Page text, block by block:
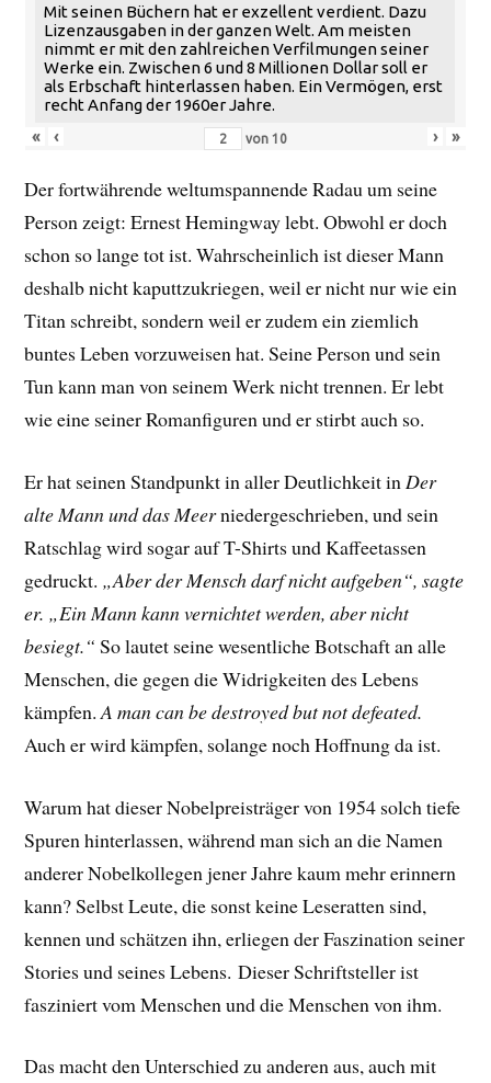
Mit seinen Büchern hat er exzellent verdient. Dazu
Lizenzausgaben in der ganzen Welt. Am meisten
nimmt er mit den zahlreichen Verfilmungen seiner
Werke ein. Zwischen 6 und 8 Millionen Dollar soll er
als Erbschaft hinterlassen haben. Ein Vermögen, erst
recht Anfang der 1960er Jahre.
«
‹ von 10 › »
Der fortwährende weltumspannende Radau um seine
Person zeigt: Ernest Hemingway lebt. Obwohl er doch
schon so lange tot ist. Wahrscheinlich ist dieser Mann
deshalb nicht kaputtzukriegen, weil er nicht nur wie ein
Titan schreibt, sondern weil er zudem ein ziemlich
buntes Leben vorzuweisen hat. Seine Person und sein
Tun kann man von seinem Werk nicht trennen. Er lebt
wie eine seiner Romanfiguren und er stirbt auch so.
Er hat seinen Standpunkt in aller Deutlichkeit in Der
alte Mann und das Meerniedergeschrieben, und sein
Ratschlag wird sogar auf T-Shirts und Kaffeetassen
gedruckt. „Aber der Mensch darf nicht aufgeben“, sagte
er. „Ein Mann kann vernichtet werden, aber nicht
besiegt.“So lautet seine wesentliche Botschaft an alle
Menschen, die gegen die Widrigkeiten des Lebens
kämpfen. A man can be destroyed but not defeated.
Auch er wird kämpfen, solange noch Hoffnung da ist.
Warum hat dieser Nobelpreisträger von 1954 solch tiefe
Spuren hinterlassen, während man sich an die Namen
anderer Nobelkollegen jener Jahre kaum mehr erinnern
kann? Selbst Leute, die sonst keine Leseratten sind,
kennen und schätzen ihn, erliegen der Faszination seiner
Stories und seines Lebens. Dieser Schriftsteller ist
fasziniert vom Menschen und die Menschen von ihm.
Das macht den Unterschied zu anderen aus, auch mit